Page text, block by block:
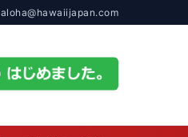
aloha@hawaiijapan.com